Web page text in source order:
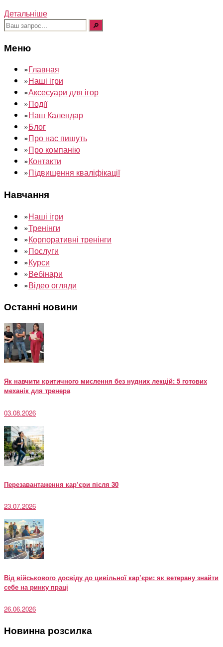
Детальніше
Шукати:
Меню
»Главная
»Наші ігри
»Аксесуари для ігор
»Події
»Наш Календар
»Блог
»Про нас пишуть
»Про компанію
»Контакти
»Підвищення кваліфікації
Навчання
»Наші ігри
»Тренінги
»Корпоративні тренінги
»Послуги
»Курси
»Вебінари
»Відео огляди
Останні новини
Як навчити критичного мислення без нудних лекцій: 5 готових
механік для тренера
03.08.2026
Перезавантаження кар’єри після 30
23.07.2026
Від військового досвіду до цивільної кар’єри: як ветерану знайти
себе на ринку праці
26.06.2026
Новинна розсилка